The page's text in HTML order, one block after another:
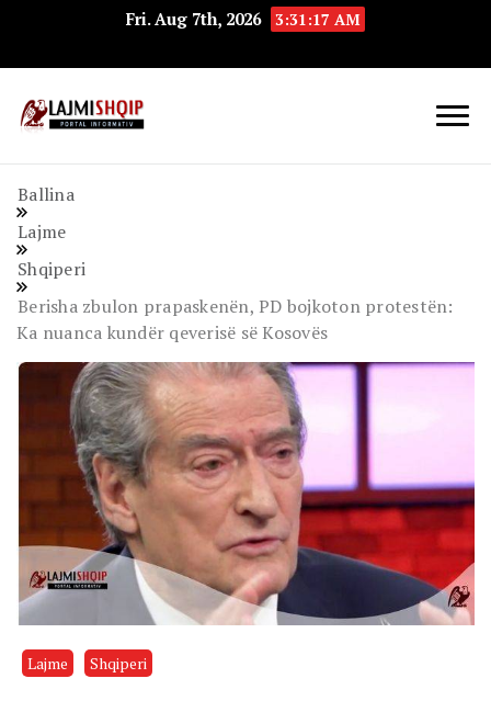
Fri. Aug 7th, 2026 3:31:17 AM
Ballina
Lajme
Shqiperi
Berisha zbulon prapaskenën, PD bojkoton protestën:
Ka nuanca kundër qeverisë së Kosovës
Lajme Shqiperi